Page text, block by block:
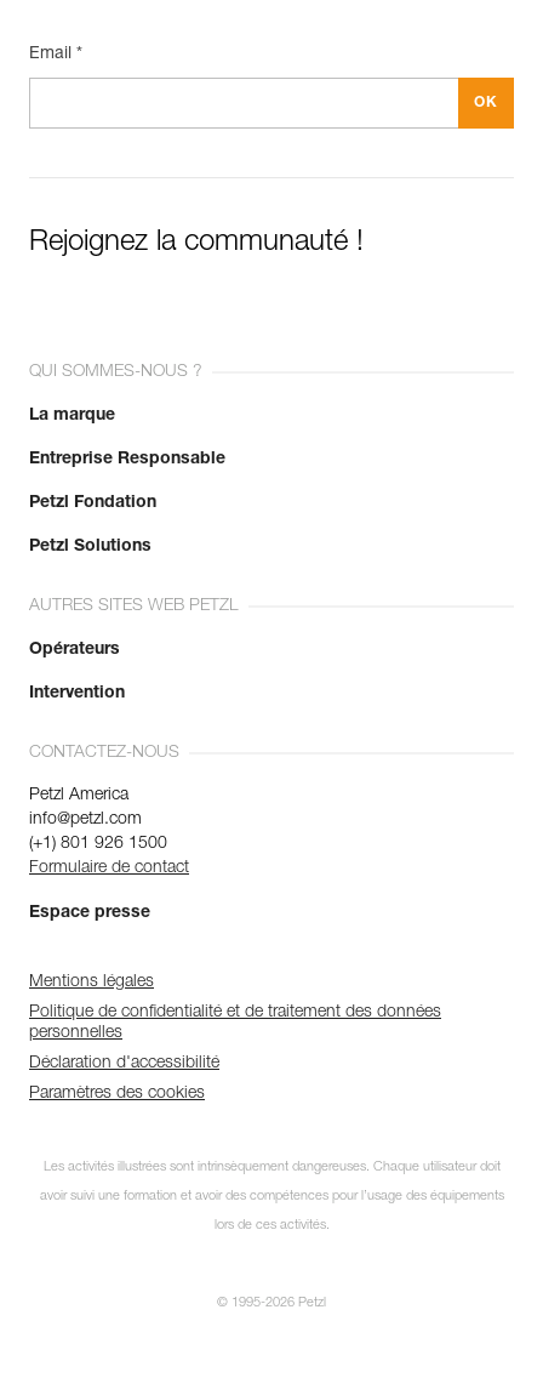
Email *
Rejoignez la communauté !
QUI SOMMES-NOUS ?
La marque
Entreprise Responsable
Petzl Fondation
Petzl Solutions
AUTRES SITES WEB PETZL
Opérateurs
Intervention
CONTACTEZ-NOUS
Petzl America
info@petzl.com
(+1) 801 926 1500
Formulaire de contact
Espace presse
Mentions légales
Politique de confidentialité et de traitement des données
personnelles
Déclaration d'accessibilité
Paramètres des cookies
Les activités illustrées sont intrinsèquement dangereuses. Chaque utilisateur doit
avoir suivi une formation et avoir des compétences pour l’usage des équipements
lors de ces activités.
© 1995-2026 Petzl